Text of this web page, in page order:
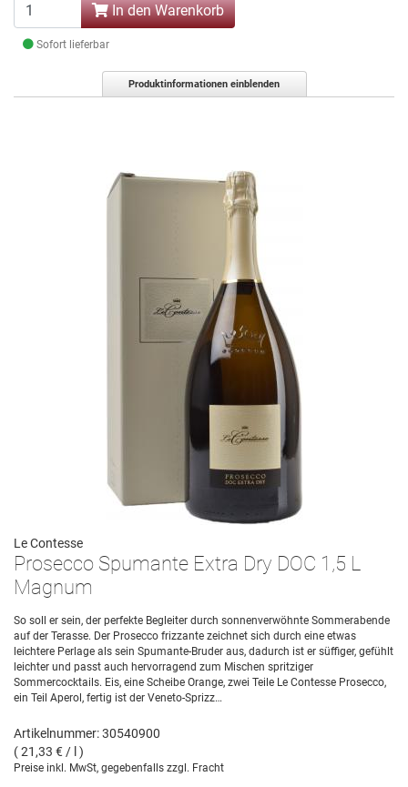
In den Warenkorb
Sofort lieferbar
Produktinformationen einblenden
Le Contesse
Prosecco Spumante Extra Dry DOC 1,5 L
Magnum
So soll er sein, der perfekte Begleiter durch sonnenverwöhnte Sommerabende
auf der Terasse. Der Prosecco frizzante zeichnet sich durch eine etwas
leichtere Perlage als sein Spumante-Bruder aus, dadurch ist er süffiger, gefühlt
leichter und passt auch hervorragend zum Mischen spritziger
Sommercocktails. Eis, eine Scheibe Orange, zwei Teile Le Contesse Prosecco,
ein Teil Aperol, fertig ist der Veneto-Sprizz…
Artikelnummer: 30540900
( 21,33 € / l )
Preise inkl. MwSt, gegebenfalls zzgl. Fracht